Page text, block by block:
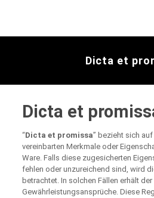
Dicta et
Dicta et
“Dicta et promissa” bezieht sich
vereinbarten Merkmale oder
Ware. Falls diese zugesicherten
fehlen oder unzureichend sind, wird
betrachtet. In solchen Fällen erhält
Gewährleistungsansprüche. Diese